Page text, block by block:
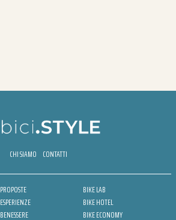
CHI SIAMO CONTATTI
PROPOSTE
ESPERIENZE
BENESSERE
BIKE LAB
BIKE HOTEL
BIKE ECONOMY